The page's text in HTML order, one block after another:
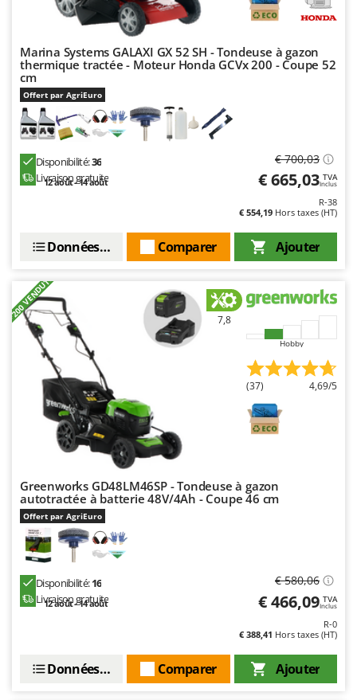
Stiga
Sunseeker
T
Tecla
TecnoGen
Telwin
Titania
Tre Spade
Trev - Abrek - TecnoVIR
Trotec
Troy-Bilt
Udor
Unger
V
Verdemax
Vesco
Volpi
W
Waldner
Weber
Wolf Garten
Marina Systems GALAXI GX 52 SH - Tondeuse à gazon
thermique tractée - Moteur Honda GCVx 200 - Coupe 52
cm
Offert par AgriEuro
Disponibilité:36
Livraison gratuite
12 août - 14 août
€ 700,03
€ 665,03 TVA
Inclus
R-38
€ 554,19 Hors taxes (HT)
Ajouter
Comparer
Données techniques
+200 VENDUTI 7,8
Hobby
(37) 4,69/5
Greenworks GD48LM46SP - Tondeuse à gazon
autotractée à batterie 48V/4Ah - Coupe 46 cm
Offert par AgriEuro
Disponibilité:16
Livraison gratuite
12 août - 14 août
€ 580,06
€ 466,09 TVA
Inclus
R-0
€ 388,41 Hors taxes (HT)
Ajouter
Comparer
Données techniques